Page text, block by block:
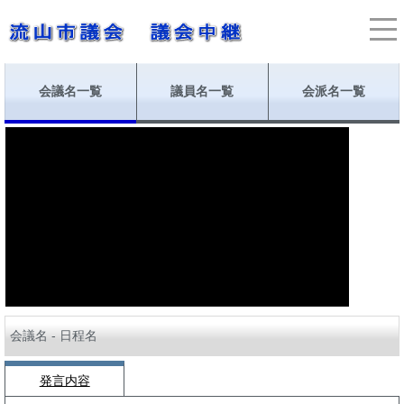
会議名一覧 議員名一覧 会派名一覧
会議名 - 日程名
発言内容